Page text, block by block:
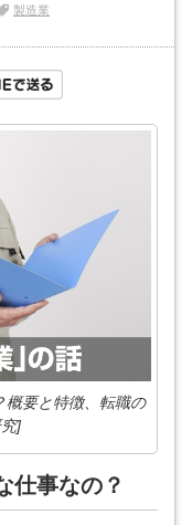
製造業
概要と特徴、転職の
]
仕事なの？